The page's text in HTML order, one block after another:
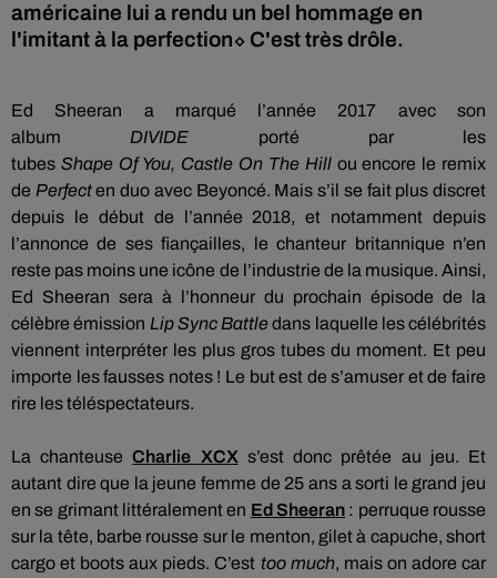
américaine lui a rendu un bel hommage en
l'imitant à la perfection⬦ C'est très drôle.
Ed Sheeran
a marqué l’année 2017 avec son
album
DIVIDE
porté par les
tubes ShapeOfYou, Castle On The Hill ou encore le remix
de Perfect en duo avec Beyoncé. Mais s’il se fait plus discret
depuis le début de l’année 2018, et notamment depuis
l’annonce de ses fiançailles, le chanteur britannique n’en
reste pas moins une icône de l’industrie de la musique. Ainsi,
Ed Sheeran sera à l’honneur du prochain épisode de la
célèbre émission Lip Sync Battledans laquelle les célébrités
viennent interpréter les plus gros tubes du moment. Et peu
importe les fausses notes ! Le but est de s’amuser et de faire
rire les téléspectateurs.
La chanteuseCharlie XCX s’est donc prêtée au jeu. Et
autant dire que la jeune femme de 25 ans a sorti le grand jeu
en se grimant littéralement en EdSheeran : perruque rousse
sur la tête, barbe rousse sur le menton, gilet à capuche, short
cargo et boots aux pieds. C’est too much, mais on adore car